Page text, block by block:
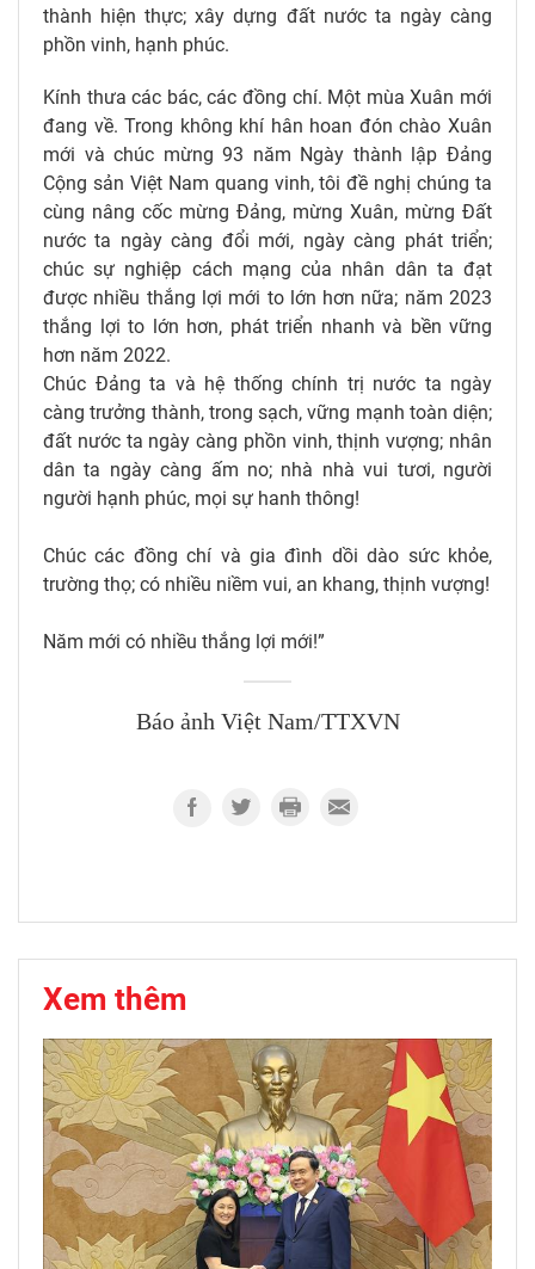
thành hiện thực; xây dựng đất nước ta ngày càng
phồn vinh, hạnh phúc.
Kính thưa các bác, các đồng chí. Một mùa Xuân mới
đang về. Trong không khí hân hoan đón chào Xuân
mới và chúc mừng 93 năm Ngày thành lập Đảng
Cộng sản Việt Nam quang vinh, tôi đề nghị chúng ta
cùng nâng cốc mừng Đảng, mừng Xuân, mừng Đất
nước ta ngày càng đổi mới, ngày càng phát triển;
chúc sự nghiệp cách mạng của nhân dân ta đạt
được nhiều thắng lợi mới to lớn hơn nữa; năm 2023
thắng lợi to lớn hơn, phát triển nhanh và bền vững
hơn năm 2022.
Chúc Đảng ta và hệ thống chính trị nước ta ngày
càng trưởng thành, trong sạch, vững mạnh toàn diện;
đất nước ta ngày càng phồn vinh, thịnh vượng; nhân
dân ta ngày càng ấm no; nhà nhà vui tươi, người
người hạnh phúc, mọi sự hanh thông!
Chúc các đồng chí và gia đình dồi dào sức khỏe,
trường thọ; có nhiều niềm vui, an khang, thịnh vượng!
Năm mới có nhiều thắng lợi mới!”
Báo ảnh Việt Nam/TTXVN
Xem thêm